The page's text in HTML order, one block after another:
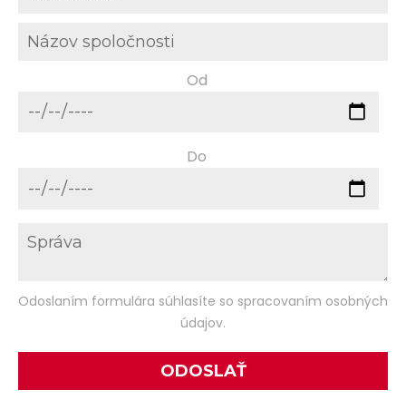
Od
Do
Odoslaním formulára súhlasíte so spracovaním osobných
údajov.